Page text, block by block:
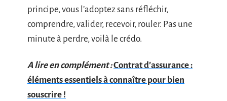
principe, vous l’adoptez sans réfléchir,
comprendre, valider, recevoir, rouler. Pas une
minute à perdre, voilà le crédo.
A lire en complément :Contrat d’assurance :
éléments essentiels à connaître pour bien
souscrire !